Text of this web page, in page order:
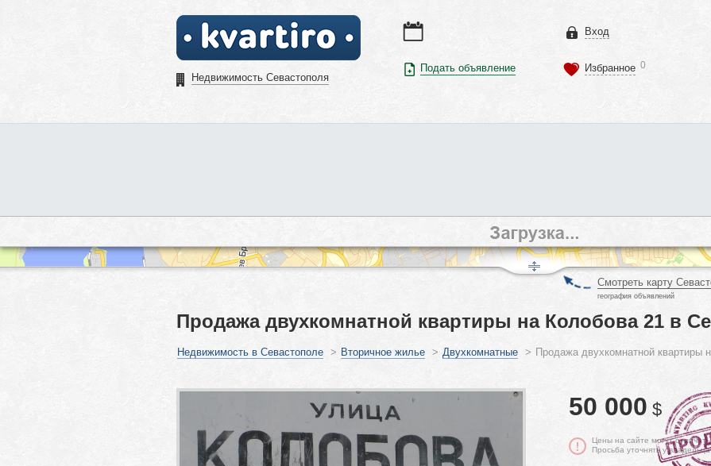
Недвижимость Севастополя
Подать объявление
Вход
Избранное 0
Смотреть карту
география объявлений
Продажа двухкомнатной квартиры на Колобова 21 в
Недвижимость в Севастополе > Вторичное жилье > Двухкомнатные > Продажа двухкомнатной квартиры
50 000 $
Цены на сайте могут
Просьба уточнять у